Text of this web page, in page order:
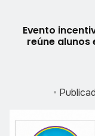
Evento
reúne alunos
•